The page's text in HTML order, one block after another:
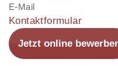
E-Mail
Kontaktformular
Jetzt online